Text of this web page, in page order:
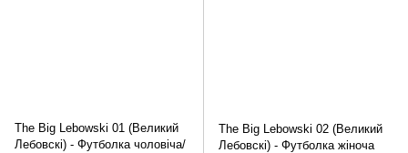
The Big Lebowski 01 (Великий
Лебовскі) - Футболка чоловіча/
The Big Lebowski 02 (Великий
Лебовскі) - Футболка жіноча